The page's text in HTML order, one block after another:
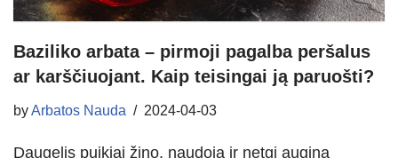
Baziliko arbata – pirmoji pagalba peršalus
ar karščiuojant. Kaip teisingai ją paruošti?
byArbatos Nauda 2024-04-03
Daugelis puikiai žino, naudoja ir netgi augina